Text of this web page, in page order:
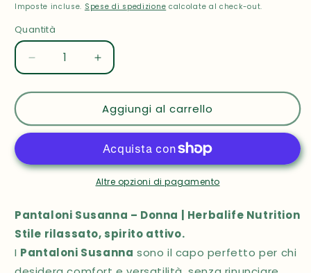
modale
di
Imposte incluse. Spese di spedizione calcolate al check-out.
Quantità
Quantità
Diminuisci
quantità
PANTALONI
Aumenta
quantità
per
PANTALONI
SUSANNA
Aggiungi al carrello
Altre opzioni di pagamento
Pantaloni Susanna – Donna | Herbalife Nutrition
Stile rilassato, spirito attivo.
I Pantaloni Susanna sono il capo perfetto per chi